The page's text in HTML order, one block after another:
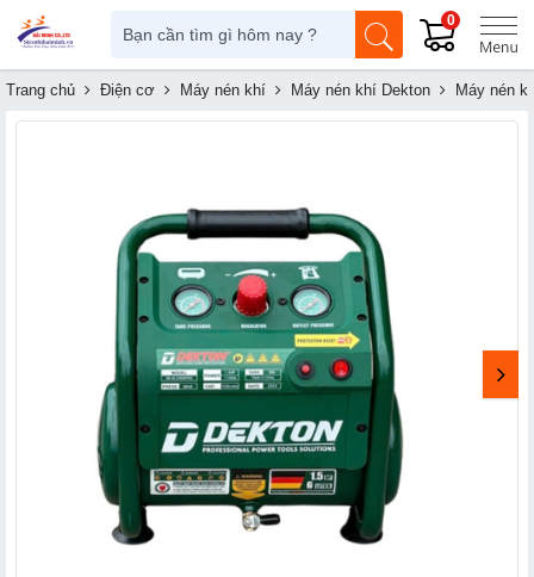
0
Trang chủ Điện cơ Máy nén khí Máy nén khí Dekton Máy nén